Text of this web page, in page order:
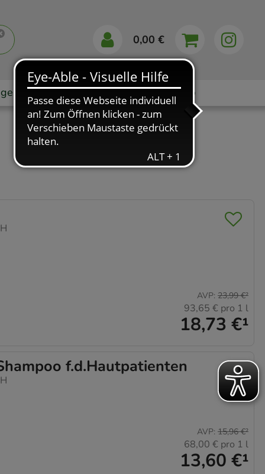
0,00 €
Markenshops Ratgeber App
18,73 €¹
AVP: 23,99 €²
93,65 € pro 1 l
f.d.Hautpatienten
13,60 €¹
AVP: 15,96 €²
68,00 € pro 1 l